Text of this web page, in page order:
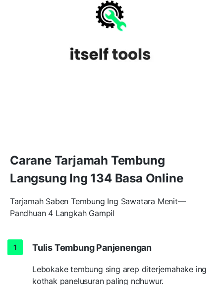
Carane Tarjamah Tembung
Langsung Ing 134 Basa Online
Tarjamah Saben Tembung Ing Sawatara Menit—
Pandhuan 4 Langkah Gampil
Tulis Tembung Panjenengan
Lebokake tembung sing arep diterjemahake ing
kothak panelusuran paling ndhuwur.